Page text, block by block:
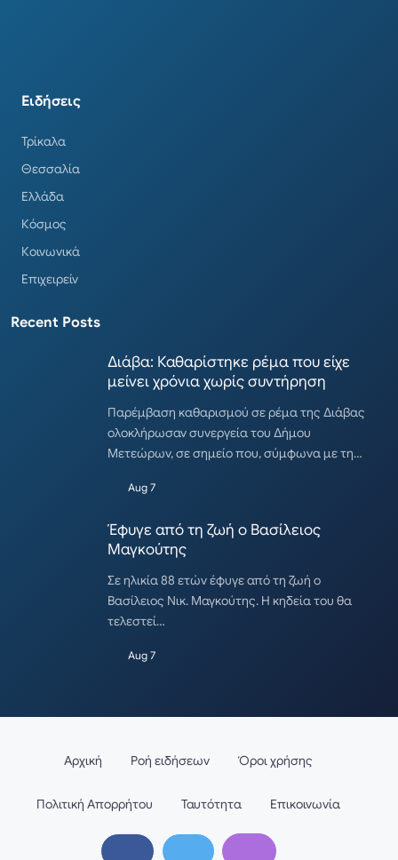
Ειδήσεις
Τρίκαλα
Θεσσαλία
Ελλάδα
Κόσμος
Κοινωνικά
Επιχειρείν
Recent Posts
Διάβα: Καθαρίστηκε ρέμα που είχε
μείνει χρόνια χωρίς συντήρηση
Παρέμβαση καθαρισμού σε ρέμα της Διάβας
ολοκλήρωσαν συνεργεία του Δήμου
Μετεώρων, σε σημείο που, σύμφωνα με τη…
Aug 7
Έφυγε από τη ζωή ο Βασίλειος
Μαγκούτης
Σε ηλικία 88 ετών έφυγε από τη ζωή ο
Βασίλειος Νικ. Μαγκούτης. Η κηδεία του θα
τελεστεί…
Aug 7
Αρχική Ροή ειδήσεων Όροι χρήσης
Πολιτική Απορρήτου Ταυτότητα Επικοινωνία